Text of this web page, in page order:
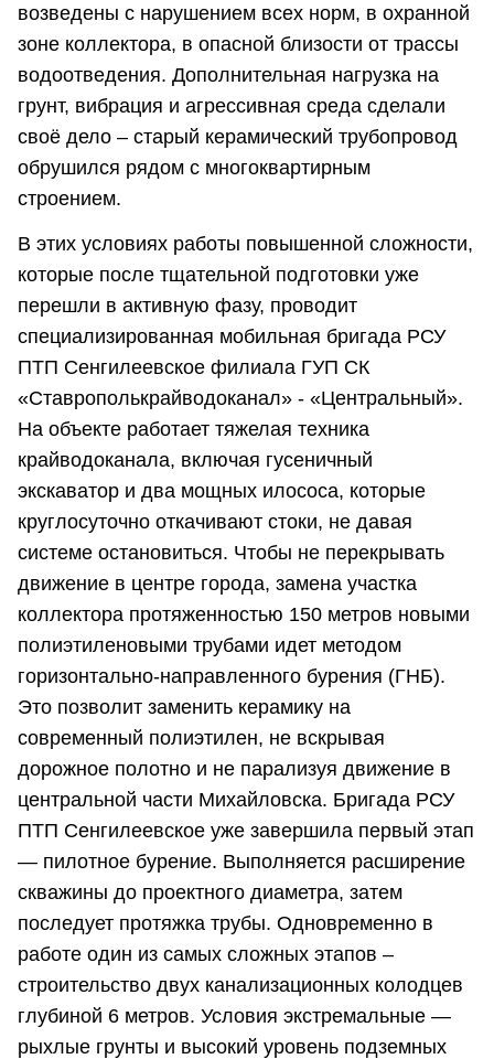
возведены с нарушением всех норм, в охранной
зоне коллектора, в опасной близости от трассы
водоотведения. Дополнительная нагрузка на
грунт, вибрация и агрессивная среда сделали
своё дело – старый керамический трубопровод
обрушился рядом с многоквартирным
строением.
В этих условиях работы повышенной сложности,
которые после тщательной подготовки уже
перешли в активную фазу, проводит
специализированная мобильная бригада РСУ
ПТП Сенгилеевское филиала ГУП СК
«Ставрополькрайводоканал» - «Центральный».
На объекте работает тяжелая техника
крайводоканала, включая гусеничный
экскаватор и два мощных илососа, которые
круглосуточно откачивают стоки, не давая
системе остановиться. Чтобы не перекрывать
движение в центре города, замена участка
коллектора протяженностью 150 метров новыми
полиэтиленовыми трубами идет методом
горизонтально-направленного бурения (ГНБ).
Это позволит заменить керамику на
современный полиэтилен, не вскрывая
дорожное полотно и не парализуя движение в
центральной части Михайловска. Бригада РСУ
ПТП Сенгилеевское уже завершила первый этап
— пилотное бурение. Выполняется расширение
скважины до проектного диаметра, затем
последует протяжка трубы. Одновременно в
работе один из самых сложных этапов –
строительство двух канализационных колодцев
глубиной 6 метров. Условия экстремальные —
рыхлые грунты и высокий уровень подземных